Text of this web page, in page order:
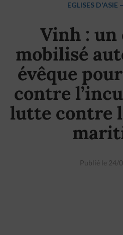
EGLISES D'ASIE –
Vinh : un
mobilisé
évêque
contre
lutte contre
Publié le 24/